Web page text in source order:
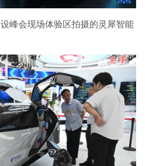
峰会现场体验区拍摄的灵犀智能